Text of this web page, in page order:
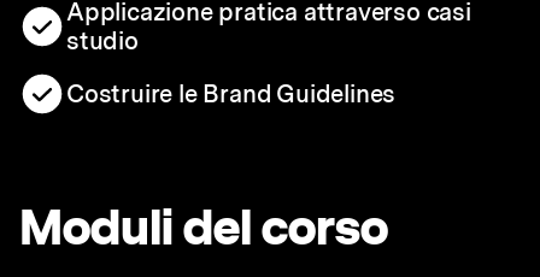
Applicazione pratica attraverso casi
studio
Costruire le Brand Guidelines
Moduli del corso